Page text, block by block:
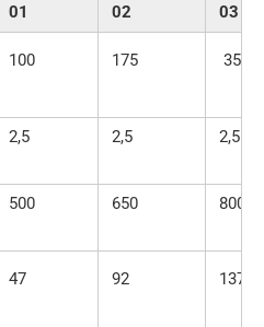
01 02
03
100 175 350
2,5 2,5 2,5
500 650 800
47 92 137